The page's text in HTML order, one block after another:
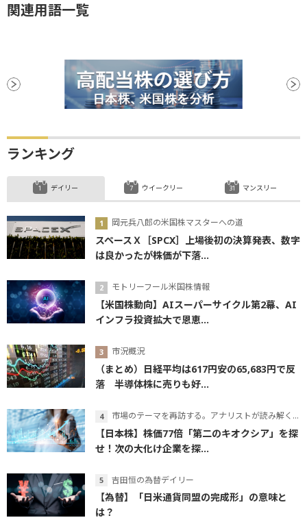
関連用語一覧
ランキング
デイリー
岡元兵八郎の米国株マスターへの道
スペースＸ［SPCX］上場後初の決算発表、数字
は良かったが株価が下落...
モトリーフール米国株情報
【米国株動向】AIスーパーサイクル第2幕、AI
インフラ投資拡大で恩恵...
市況概況
（まとめ）日経平均は617円安の65,683円で反
落 半導体株に売りも好...
市場のテーマを再訪する。アナリストが読み解くテーマの本質
【日本株】株価77倍「第二のキオクシア」を探
せ！次の大化け企業を探...
吉田恒の為替デイリー
【為替】「日米通貨同盟の完成形」の意味と
は？
ウイークリー マンスリー